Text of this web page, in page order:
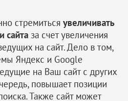
стремиться увеличивать
сайта за счет увеличения
на сайт. Дело в том,
Яндекс и Google
на Ваш сайт с других
повышает позиции
Также сайт может